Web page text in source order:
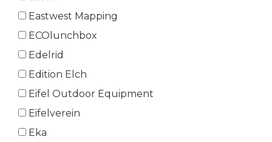
Eastwest Mapping
ECOlunchbox
Edelrid
Edition Elch
Eifel Outdoor Equipment
Eifelverein
Eka